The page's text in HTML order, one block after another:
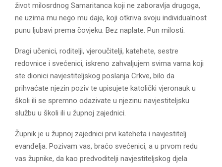
život milosrdnog Samaritanca koji ne zaboravlja drugoga,
ne uzima mu nego mu daje, koji otkriva svoju individualnost
punu ljubavi prema čovjeku. Bez naplate. Pun milosti.
Dragi učenici, roditelji, vjeroučitelji, katehete, sestre
redovnice i svećenici, iskreno zahvaljujem svima vama koji
ste dionici navjestiteljskog poslanja Crkve, bilo da
prihvaćate njezin poziv te upisujete katolički vjeronauk u
školi ili se spremno odazivate u njezinu navjestiteljsku
službu u školi ili u župnoj zajednici.
Župnik je u župnoj zajednici prvi kateheta i navjestitelj
evanđelja. Pozivam vas, braćo svećenici, a u prvom redu
vas župnike, da kao predvoditelji navjestiteljskog djela